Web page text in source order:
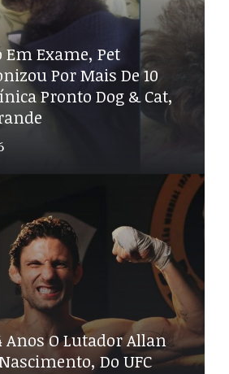
Exame, Pet
Por Mais De 10
Pronto Dog & Cat,
Anos O Lutador Allan
Do UFC